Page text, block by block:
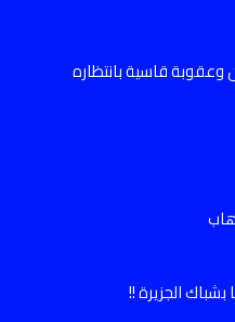
وعقوبة قاسية بانتظاره